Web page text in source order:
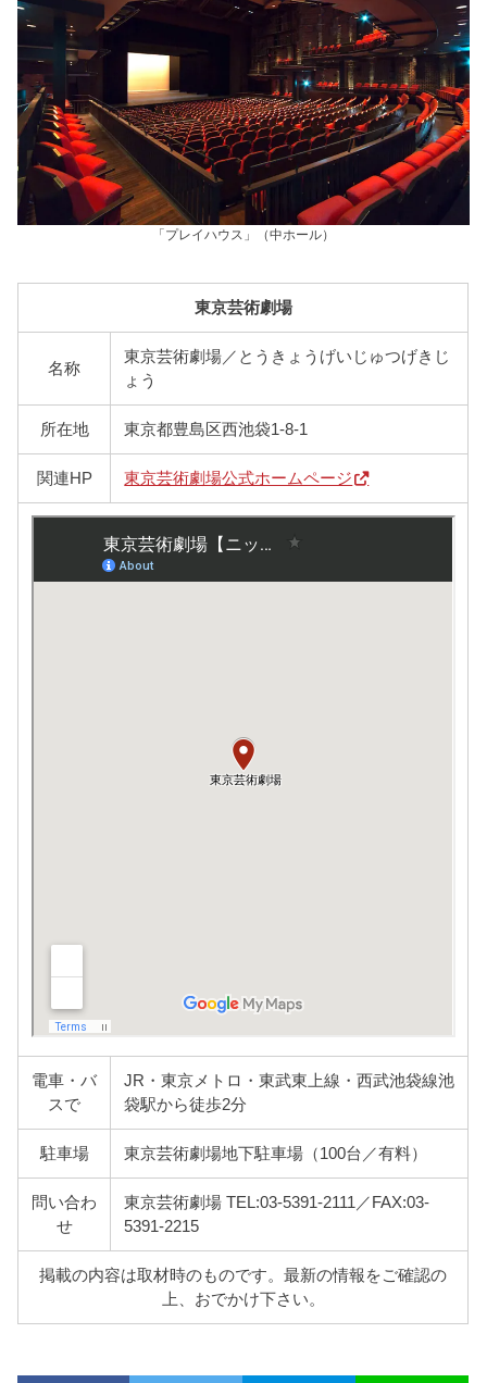
「プレイハウス」（中ホール）
東京芸術劇場
名称
東京芸術劇場／とうきょうげいじゅつげきじ
ょう
所在地 東京都豊島区西池袋1-8-1
関連HP 東京芸術劇場公式ホームページ
電車・バ
スで
JR・東京メトロ・東武東上線・西武池袋線池
袋駅から徒歩2分
駐車場 東京芸術劇場地下駐車場（100台／有料）
問い合わ
せ
東京芸術劇場 TEL:03-5391-2111／FAX:03-
5391-2215
掲載の内容は取材時のものです。最新の情報をご確認の
上、おでかけ下さい。